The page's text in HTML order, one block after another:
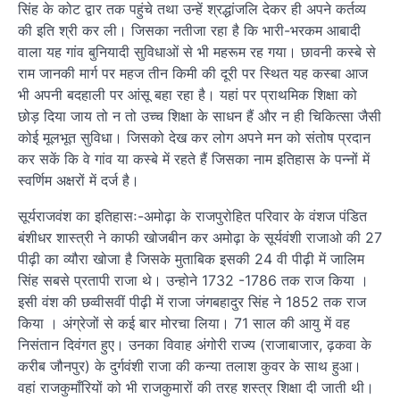
सिंह के कोट द्वार तक पहुंचे तथा उन्हें श्रद्धांजलि देकर ही अपने कर्तव्य
की इति श्री कर ली। जिसका नतीजा रहा है कि भारी-भरकम आबादी
वाला यह गांव बुनियादी सुविधाओं से भी महरूम रह गया। छावनी कस्बे से
राम जानकी मार्ग पर महज तीन किमी की दूरी पर स्थित यह कस्बा आज
भी अपनी बदहाली पर आंसू बहा रहा है। यहां पर प्राथमिक शिक्षा को
छोड़ दिया जाय तो न तो उच्च शिक्षा के साधन हैं और न ही चिकित्सा जैसी
कोई मूलभूत सुविधा। जिसको देख कर लोग अपने मन को संतोष प्रदान
कर सकें कि वे गांव या कस्बे में रहते हैं जिसका नाम इतिहास के पन्नों में
स्वर्णिम अक्षरों में दर्ज है।
सूर्यराजवंश का इतिहासः-अमोढ़ा के राजपुरोहित परिवार के वंशज पंडित
बंशीधर शास्त्री ने काफी खोजबीन कर अमोढ़ा के सूर्यवंशी राजाओ की 27
पीढ़ी का व्यौरा खोजा है जिसके मुताबिक इसकी 24 वी पीढ़ी में जालिम
सिंह सबसे प्रतापी राजा थे। उन्होने 1732 -1786 तक राज किया ।
इसी वंश की छव्वीसवीं पीढ़ी में राजा जंगबहादुर सिंह ने 1852 तक राज
किया । अंग्रेजों से कई बार मोरचा लिया। 71 साल की आयु में वह
निसंतान दिवंगत हुए। उनका विवाह अंगोरी राज्य (राजाबाजार, ढ़कवा के
करीब जौनपुर) के दुर्गवंशी राजा की कन्या तलाश कुवर के साथ हुआ।
वहां राजकुमाँरियों को भी राजकुमारों की तरह शस्त्र शिक्षा दी जाती थी।